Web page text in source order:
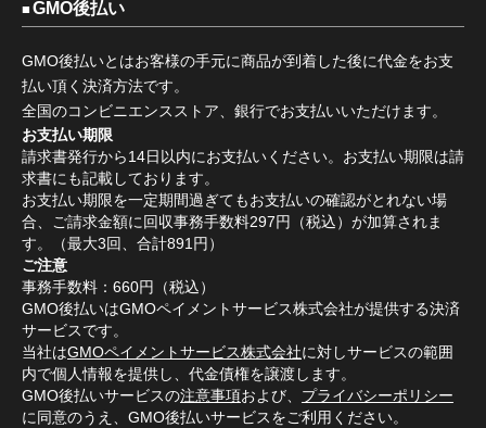
GMO後払い
GMO後払いとはお客様の手元に商品が到着した後に代金をお支
払い頂く決済方法です。
全国のコンビニエンスストア、銀行でお支払いいただけます。
お支払い期限
請求書発行から14日以内にお支払いください。お支払い期限は請
求書にも記載しております。
お支払い期限を一定期間過ぎてもお支払いの確認がとれない場
合、ご請求金額に回収事務手数料297円（税込）が加算されま
す。（最大3回、合計891円）
ご注意
事務手数料：660円（税込）
GMO後払いはGMOペイメントサービス株式会社が提供する決済
サービスです。
当社はGMOペイメントサービス株式会社に対しサービスの範囲
内で個人情報を提供し、代金債権を譲渡します。
GMO後払いサービスの注意事項および、 プライバシーポリシー
に同意のうえ、GMO後払いサービスをご利用ください。